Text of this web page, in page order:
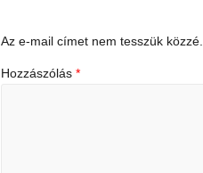
Az e-mail címet nem tesszük közzé.
Hozzászólás*